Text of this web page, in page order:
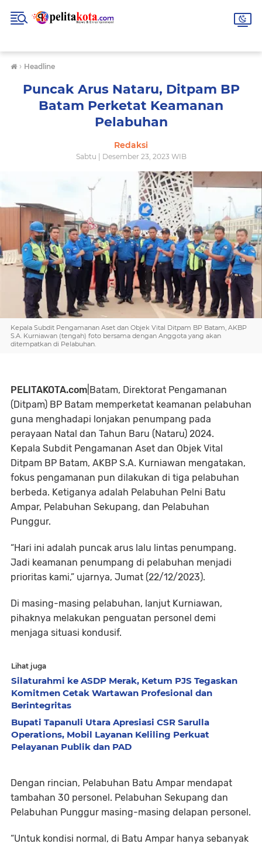
› Headline
Puncak Arus Nataru, Ditpam BP
Batam Perketat Keamanan
Pelabuhan
Redaksi
Sabtu | Desember 23, 2023 WIB
Kepala Subdit Pengamanan Aset dan Objek Vital Ditpam BP Batam, AKBP
S.A. Kurniawan (tengah) foto bersama dengan Anggota yang akan
ditempatkan di Pelabuhan.
PELITAKOTA.com |Batam, Direktorat Pengamanan
(Ditpam) BP Batam memperketat keamanan pelabuhan
guna menghadapi lonjakan penumpang pada
perayaan Natal dan Tahun Baru (Nataru) 2024.
Kepala Subdit Pengamanan Aset dan Objek Vital
Ditpam BP Batam, AKBP S.A. Kurniawan mengatakan,
fokus pengamanan pun dilakukan di tiga pelabuhan
berbeda. Ketiganya adalah Pelabuhan Pelni Batu
Ampar, Pelabuhan Sekupang, dan Pelabuhan
Punggur.
“Hari ini adalah puncak arus lalu lintas penumpang.
Jadi keamanan penumpang di pelabuhan menjadi
prioritas kami,” ujarnya, Jumat (22/12/2023).
Di masing-masing pelabuhan, lanjut Kurniawan,
pihaknya melakukan penguatan personel demi
menjaga situasi kondusif.
Lihat juga
Silaturahmi ke ASDP Merak, Ketum PJS Tegaskan
Komitmen Cetak Wartawan Profesional dan
Berintegritas
Bupati Tapanuli Utara Apresiasi CSR Sarulla
Operations, Mobil Layanan Keliling Perkuat
Pelayanan Publik dan PAD
Dengan rincian, Pelabuhan Batu Ampar mendapat
tambahan 30 personel. Pelabuhan Sekupang dan
Pelabuhan Punggur masing-masing delapan personel.
“Untuk kondisi normal, di Batu Ampar hanya sebanyak